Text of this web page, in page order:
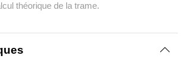
théorique de la trame.